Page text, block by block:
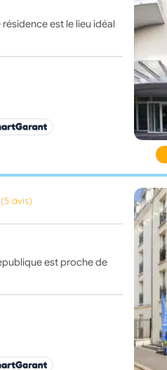
est le lieu idéal
(5 avis)
est proche de